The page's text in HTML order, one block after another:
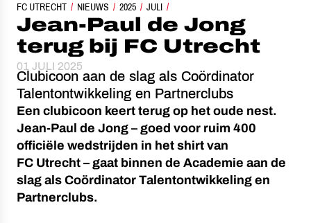
FC UTRECHT NIEUWS 2025 JULI
JEAN-PAUL DE JONG TERUG BIJ FC UTRECHT
Jean-Paul de Jong
terug bij FC Utrecht
01 JULI 2025
Clubicoon aan de slag als Coördinator
Talentontwikkeling en Partnerclubs
Een clubicoon keert terug op het oude nest.
Jean-Paul de Jong – goed voor ruim 400
officiële wedstrijden in het shirt van
FC Utrecht – gaat binnen de Academie aan de
slag als Coördinator Talentontwikkeling en
Partnerclubs.